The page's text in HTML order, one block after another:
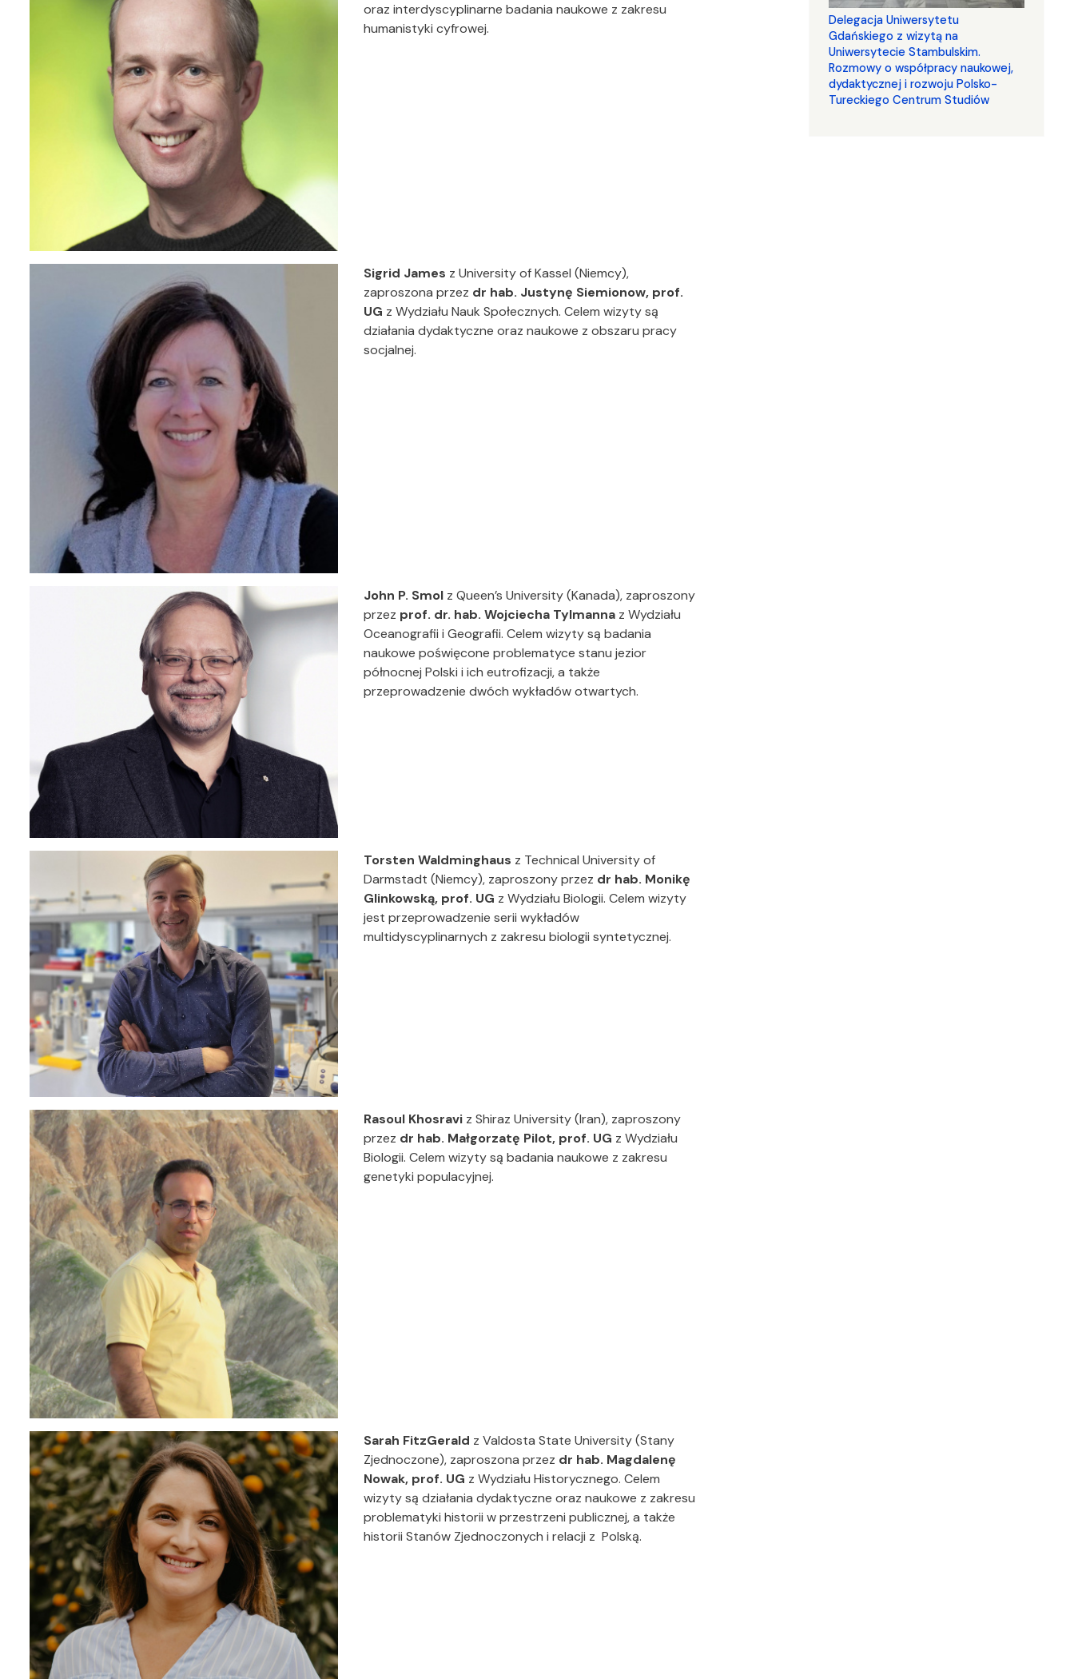
oraz interdyscyplinarne badania naukowe z zakresu
humanistyki cyfrowej.
Sigrid James z University of Kassel (Niemcy),
zaproszona przez dr hab. Justynę Siemionow, prof.
UG z Wydziału Nauk Społecznych. Celem wizyty są
działania dydaktyczne oraz naukowe z obszaru pracy
socjalnej.
John P. Smol z Queen’s University (Kanada), zaproszony
przez prof. dr. hab. Wojciecha Tylmanna z Wydziału
Oceanografii i Geografii. Celem wizyty są badania
naukowe poświęcone problematyce stanu jezior
północnej Polski i ich eutrofizacji, a także
przeprowadzenie dwóch wykładów otwartych.
Torsten Waldminghaus z Technical University of
Darmstadt (Niemcy), zaproszony przez dr hab. Monikę
Glinkowską, prof. UG z Wydziału Biologii. Celem wizyty
jest przeprowadzenie serii wykładów
multidyscyplinarnych z zakresu biologii syntetycznej.
Rasoul Khosravi z Shiraz University (Iran), zaproszony
przez dr hab. Małgorzatę Pilot, prof. UG z Wydziału
Biologii. Celem wizyty są badania naukowe z zakresu
genetyki populacyjnej.
Sarah FitzGerald z Valdosta State University (Stany
Zjednoczone), zaproszona przez dr hab. Magdalenę
Nowak, prof. UG z Wydziału Historycznego. Celem
wizyty są działania dydaktyczne oraz naukowe z zakresu
problematyki historii w przestrzeni publicznej, a także
historii Stanów Zjednoczonych i relacji z Polską.
Delegacja Uniwersytetu
Gdańskiego z wizytą na
Uniwersytecie Stambulskim.
Rozmowy o współpracy naukowej,
dydaktycznej i rozwoju Polsko-
Tureckiego Centrum Studiów